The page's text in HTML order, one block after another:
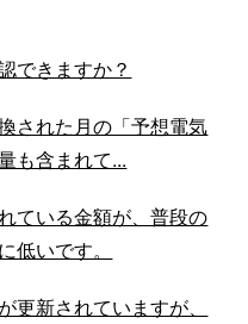
できますか？
された月の「予想電気
も含まれて...
ている金額が、普段の
低いです。
更新されていますが、